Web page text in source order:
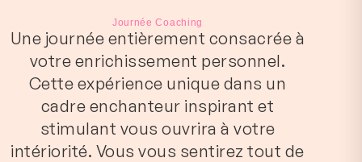
Journée Coaching
Une journée entièrement consacrée à
votre enrichissement personnel.
Cette expérience unique dans un
cadre enchanteur inspirant et
stimulant vous ouvrira à votre
intériorité. Vous vous sentirez tout de